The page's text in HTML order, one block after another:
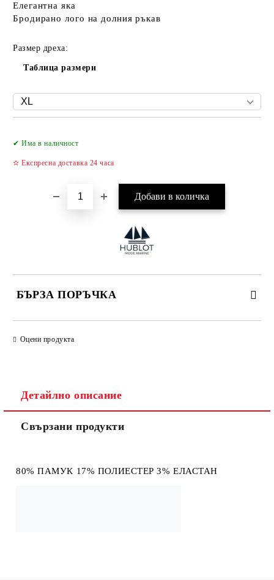
Елегантна яка
Бродирано лого на долния ръкав
Размер дреха:
Таблица размери
✔ Има в наличност
✫ Експресна доставка 24 часа
БЪРЗА ПОРЪЧКА
Оцени продукта
Детайлно описание
Свързани продукти
80% ПАМУК 17% ПОЛИЕСТЕР 3% ЕЛАСТАН